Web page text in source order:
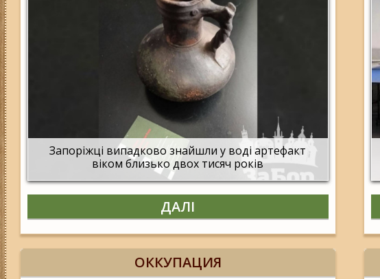
Запоріжці випадково знайшли у воді артефакт
віком близько двох тисяч років
ДАЛІ
ОККУПАЦИЯ